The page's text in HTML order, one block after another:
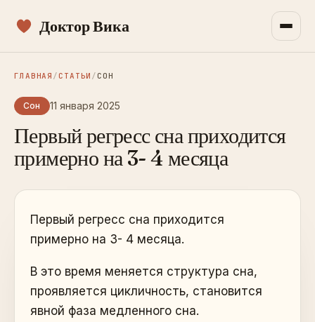
Доктор Вика
ГЛАВНАЯ /СТАТЬИ /СОН
Сон 11 января 2025
Первый регресс сна приходится
примерно на 3- 4 месяца
Первый регресс сна приходится
примерно на 3- 4 месяца.
В это время меняется структура сна,
проявляется цикличность, становится
явной фаза медленного сна.